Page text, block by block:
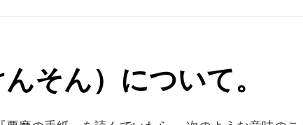
そん）について。